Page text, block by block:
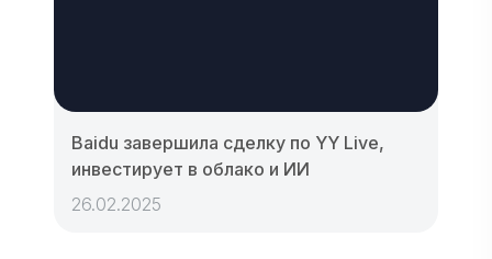
Baidu завершила сделку по YY Live,
инвестирует в облако и ИИ
26.02.2025